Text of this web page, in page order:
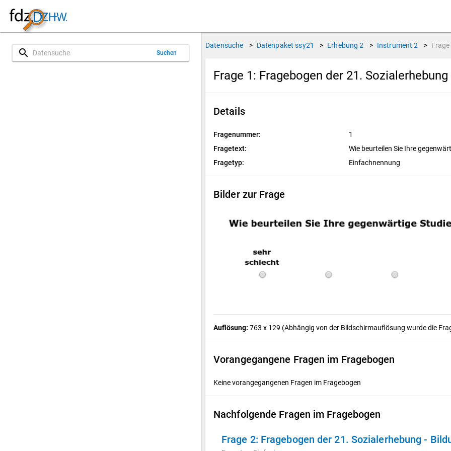
search Suchen
Datensuche > Datenpaket ssy21 > Erhebung 2 > Instrument 2 > Frage
Frage 1: Fragebogen der 21.
Details
Fragenummer:
1
Fragetext:
Wie beurteilen Sie Ihre
Fragetyp:
Einfachnennung
Bilder zur Frage
Auflösung: 763 x 129 (Abhängig von der Bildschirmauflösung wurde die
Vorangegangene Fragen im Fragebogen
Keine vorangegangenen Fragen im Fragebogen
Nachfolgende Fragen im Fragebogen
Frage 2: Fragebogen der 21. Sozialerhebung -